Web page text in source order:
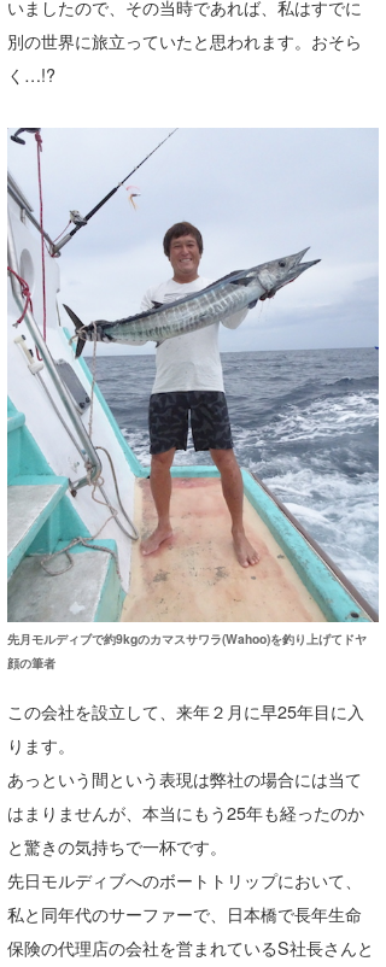
いましたので、その当時であれば、私はすでに
別の世界に旅立っていたと思われます。おそら
く…!?
先月モルディブで約9kgのカマスサワラ(Wahoo)を釣り上げてドヤ
顔の筆者
この会社を設立して、来年２月に早25年目に入
ります。
あっという間という表現は弊社の場合には当て
はまりませんが、本当にもう25年も経ったのか
と驚きの気持ちで一杯です。
先日モルディブへのボートトリップにおいて、
私と同年代のサーファーで、日本橋で長年生命
保険の代理店の会社を営まれているS社長さんと
まっきー
上條将美
SancheZ
ゴン
米山予報士
wanda
予報士 hiro.
banpaku
Mr.K
Romisea